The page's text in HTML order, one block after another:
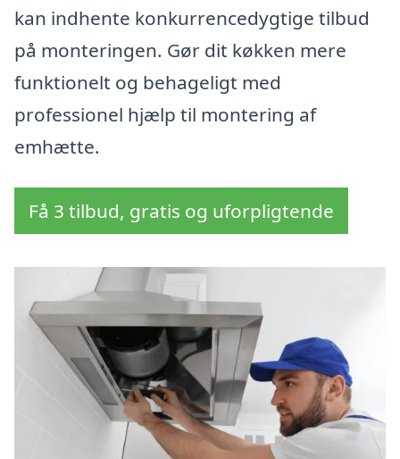
kan indhente konkurrencedygtige tilbud
på monteringen. Gør dit køkken mere
funktionelt og behageligt med
professionel hjælp til montering af
emhætte.
Få 3 tilbud, gratis og uforpligtende